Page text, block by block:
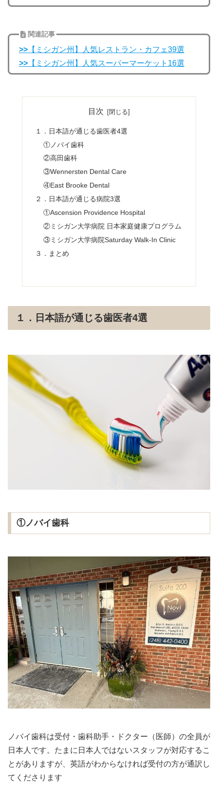
関連記事
>>【ミシガン州】人気レストラン・カフェ39選
>>【ミシガン州】人気スーパーマーケット16選
目次
１．日本語が通じる歯医者4選
①ノバイ歯科
②高田歯科
③Wennersten Dental Care
④East Brooke Dental
２．日本語が通じる病院3選
①Ascension Providence Hospital
②ミシガン大学病院 日本家庭健康プログラム
③ミシガン大学病院Saturday Walk-In Clinic
３．まとめ
１．日本語が通じる歯医者4選
①ノバイ歯科
ノバイ歯科は受付・歯科助手・ドクター（医師）の全員が
日本人です。たまに日本人ではないスタッフが対応するこ
とがありますが、英語がわからなければ受付の方が通訳し
てくださります